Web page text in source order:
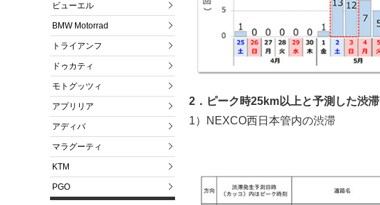
ビューエル
BMW Motorrad
トライアンフ
ドゥカティ
モトグッツィ
アプリリア
アディバ
マラグーティ
KTM
PGO
2．ピーク時25km以上と予測した渋滞
1）NEXCO西日本管内の渋滞